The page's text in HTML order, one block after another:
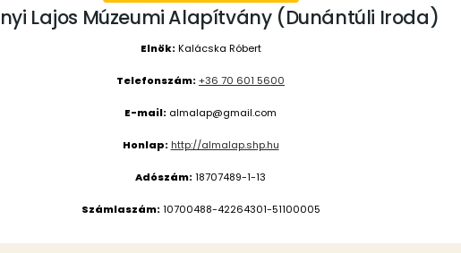
Lajos Múzeumi Alapítvány (Dunántúli Iroda)
Elnök: Kalácska Róbert
Telefonszám: +36 70 601 5600
E-mail: almalap@gmail.com
Honlap: http://almalap.shp.hu
Adószám: 18707489-1-13
Számlaszám: 10700488-42264301-51100005